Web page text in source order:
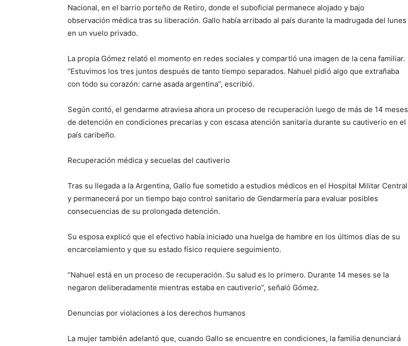
Nacional, en el barrio porteño de Retiro, donde el suboficial permanece alojado y bajo
observación médica tras su liberación. Gallo había arribado al país durante la madrugada del lunes
en un vuelo privado.
La propia Gómez relató el momento en redes sociales y compartió una imagen de la cena familiar.
“Estuvimos los tres juntos después de tanto tiempo separados. Nahuel pidió algo que extrañaba
con todo su corazón: carne asada argentina”, escribió.
Según contó, el gendarme atraviesa ahora un proceso de recuperación luego de más de 14 meses
de detención en condiciones precarias y con escasa atención sanitaria durante su cautiverio en el
país caribeño.
Recuperación médica y secuelas del cautiverio
Tras su llegada a la Argentina, Gallo fue sometido a estudios médicos en el Hospital Militar Central
y permanecerá por un tiempo bajo control sanitario de Gendarmería para evaluar posibles
consecuencias de su prolongada detención.
Su esposa explicó que el efectivo había iniciado una huelga de hambre en los últimos días de su
encarcelamiento y que su estado físico requiere seguimiento.
“Nahuel está en un proceso de recuperación. Su salud es lo primero. Durante 14 meses se la
negaron deliberadamente mientras estaba en cautiverio”, señaló Gómez.
Denuncias por violaciones a los derechos humanos
La mujer también adelantó que, cuando Gallo se encuentre en condiciones, la familia denunciará